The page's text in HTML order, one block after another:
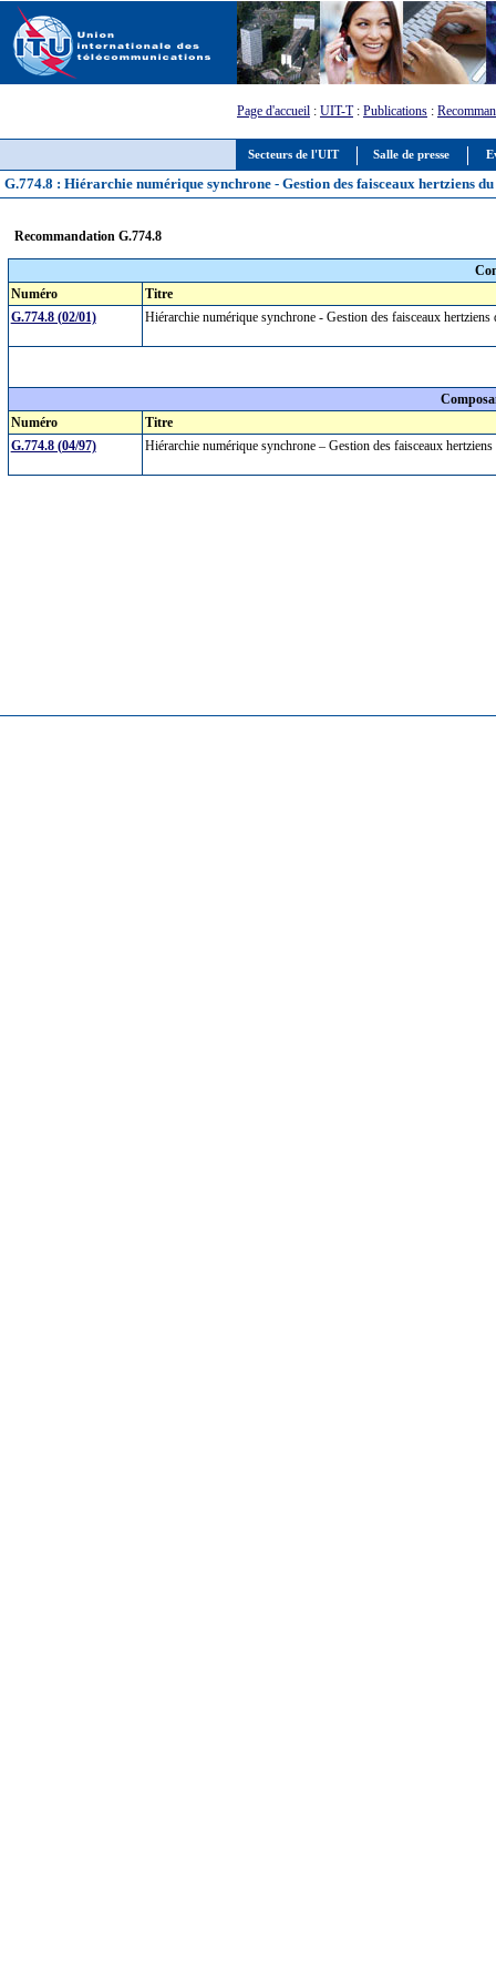
Secteurs de l'UIT Salle de presse
Page d'accueil : UIT-T: Publications :
G.774.8 : Hiérarchie numérique synchrone - Gestion des faisceaux hertziens du
Recommandation G.774.8
Numéro
Titre
G.774.8 (02/01)
Hiérarchie numérique synchrone - Gestion des faisceaux
Numéro
Titre
G.774.8 (04/97)
Hiérarchie numérique synchrone – Gestion des faisceaux